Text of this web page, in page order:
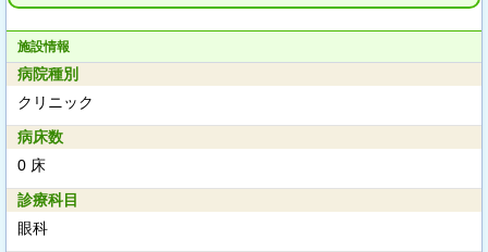
施設情報
病院種別
クリニック
病床数
0 床
診療科目
眼科